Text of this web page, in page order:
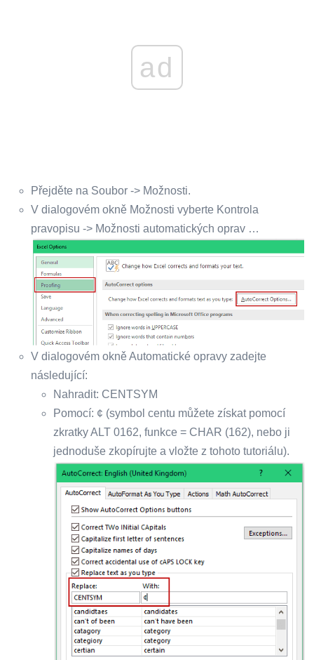
ad
Přejděte na Soubor -> Možnosti.
V dialogovém okně Možnosti vyberte Kontrola
pravopisu -> Možnosti automatických oprav …
V dialogovém okně Automatické opravy zadejte
následující:
Nahradit: CENTSYM
Pomocí: ¢ (symbol centu můžete získat pomocí
zkratky ALT 0162, funkce = CHAR (162), nebo ji
jednoduše zkopírujte a vložte z tohoto tutoriálu).